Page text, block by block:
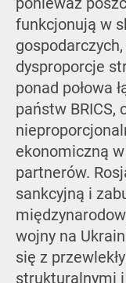
funkcjonują w
dysproporcje
ponad połowa
państw BRICS,
ekonomiczną
partnerów.
sankcyjną i
wojny na
się z
strukturalnymi